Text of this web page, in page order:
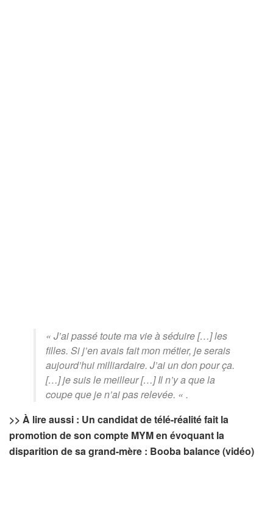
« J’ai passé toute ma vie à séduire […] les
filles. Si j’en avais fait mon métier, je serais
aujourd’hui milliardaire. J’ai un don pour ça.
[…] je suis le meilleur […] Il n’y a que la
coupe que je n’ai pas relevée. « .
>> À lire aussi : Un candidat de télé-réalité fait la
promotion de son compte MYM en évoquant la
disparition de sa grand-mère : Booba balance (vidéo)